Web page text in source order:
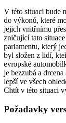
V této situaci bude
do výkonů, které
jejich vnitřnímu
zničující tato
parlamentu, který
byl složen z lidí,
evropské
je bezzubá a
lepší ve všech
Chtít v této situaci
Požadavky